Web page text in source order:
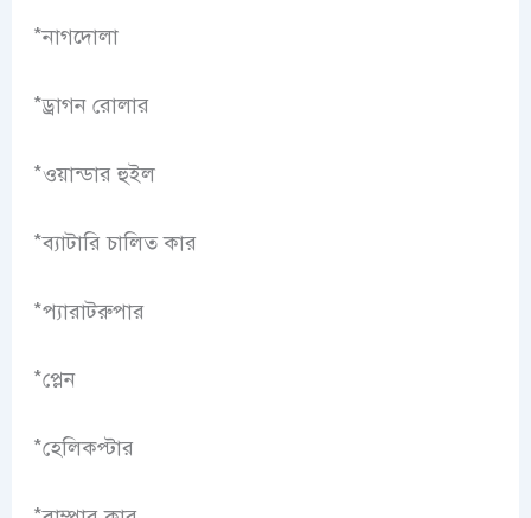
*নাগদোলা
*ড্রাগন রোলার
*ওয়ান্ডার হুইল
*ব্যাটারি চালিত কার
*প্যারাটরুপার
*প্লেন
*হেলিকপ্টার